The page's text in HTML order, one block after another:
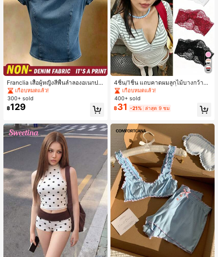
Franclia เสื้อผู้หญิงสีพื้นลำลองอเนกปร
ะสงค์สำหรับใส่ประจำวัน
#1 ขายดี ใน ธรรมดา เสื้อผู้หญิง
เกือบหมดแล้ว!
#1 ขายดี ใน ธรรมดา เสื้อผู้หญิง
เกือบหมดแล้ว!
#1 ขายดี ใน ธรรมดา เสื้อผู้หญิง
เกือบหมดแล้ว!
#1 ขายดี ใน ธรรมดา เสื้อผู้หญิง
เกือบหมดแล้ว!
300+ sold
฿129
4ชิ้น/1ชิ้น แถบคาดผมลูกไม้บางกว้างยื
ดหยุ่นสำหรับผู้หญิง, แฟชั่นอเนกประสง
ค์พรีเมียมหรูหราสไตล์มินิมอล ผ้าพันคอ
เล็กๆ ห่วงผม อุปกรณ์เสริมผม, เหมาะสำ
หรับการออกไปข้างนอกประจำวัน, ลำล
น, การมัดผม, การจัดทรงผม, การแต่งห
น้า, การจับคู่ชุด, อุปกรณ์เสริมประดับผ
ม
#1 ขายดี
ใน ห้องน้ำและแต่งหน้าต้องมี เครื่องประดับผมผู้หญิง
เกือบหมดแล้ว!
#1 ขายดี
ใน ห้องน้ำและแต่งหน้าต้องมี เครื่องประดับผมผู้หญิง
เกือบหมดแล้ว!
#1 ขายดี
ใน ห้องน้ำและแต่งหน้าต้องมี เครื่องประดับผมผู้หญิง
เกือบหมดแล้ว!
#1 ขายดี
เกือบหมดแล้ว!
400+ sold
฿31 -21% ล่าสุด 9 ชม